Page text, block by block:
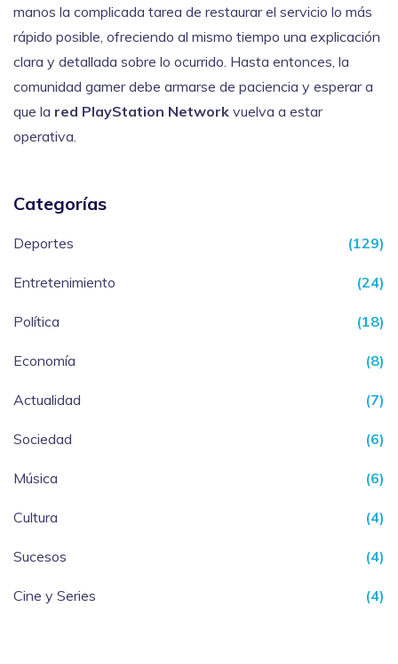
manos la complicada tarea de restaurar el servicio lo más
rápido posible, ofreciendo al mismo tiempo una explicación
clara y detallada sobre lo ocurrido. Hasta entonces, la
comunidad gamer debe armarse de paciencia y esperar a
que la red PlayStation Network vuelva a estar
operativa.
Categorías
Deportes (129)
Entretenimiento (24)
Política (18)
Economía (8)
Actualidad (7)
Sociedad (6)
Música (6)
Cultura (4)
Sucesos (4)
Cine y Series (4)